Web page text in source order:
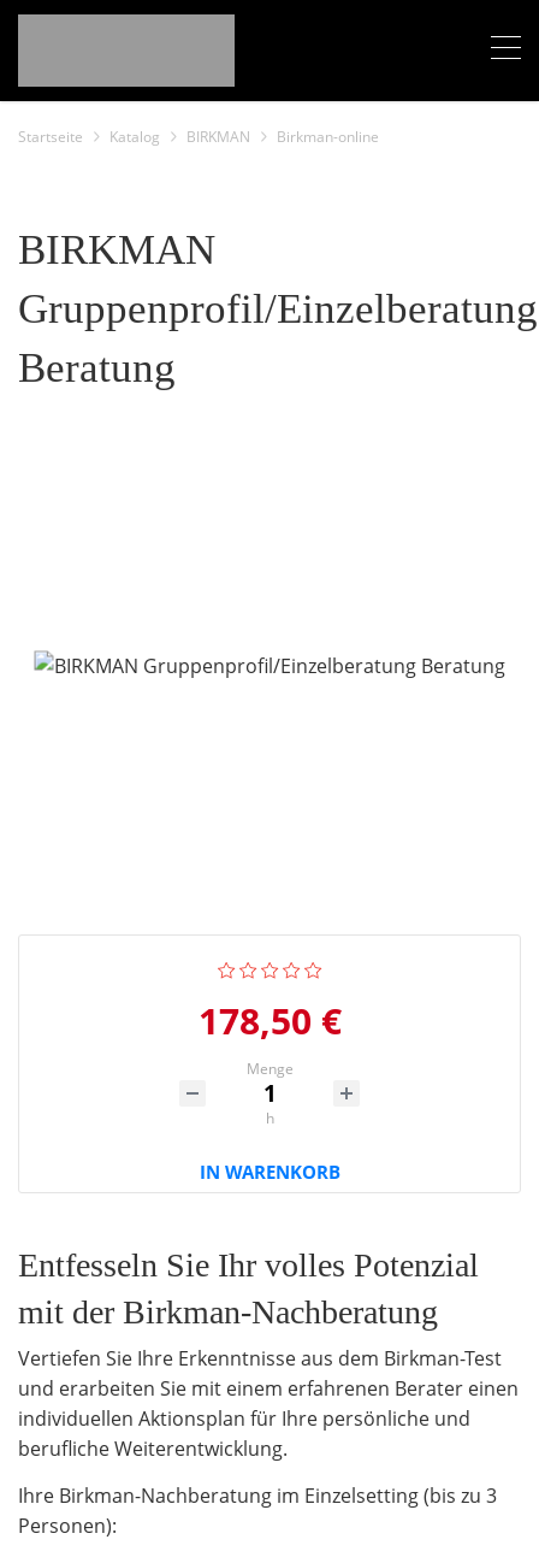
Startseite Katalog BIRKMAN Birkman-online
BIRKMAN
Gruppenprofil/Einzelberatung
Beratung
178,50 €
Menge
h
IN WARENKORB
Entfesseln Sie Ihr volles Potenzial
mit der Birkman-Nachberatung
Vertiefen Sie Ihre Erkenntnisse aus dem Birkman-Test
und erarbeiten Sie mit einem erfahrenen Berater einen
individuellen Aktionsplan für Ihre persönliche und
berufliche Weiterentwicklung.
Ihre Birkman-Nachberatung im Einzelsetting (bis zu 3
Personen):